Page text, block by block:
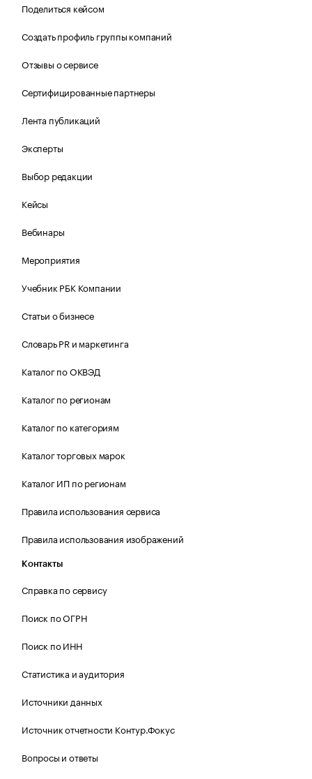
Поделиться кейсом
Создать профиль группы компаний
Отзывы о сервисе
Сертифицированные партнеры
Лента публикаций
Эксперты
Выбор редакции
Кейсы
Вебинары
Мероприятия
Учебник РБК Компании
Статьи о бизнесе
Словарь PR и маркетинга
Каталог по ОКВЭД
Каталог по регионам
Каталог по категориям
Каталог торговых марок
Каталог ИП по регионам
Правила использования сервиса
Правила использования изображений
Контакты
Справка по сервису
Поиск по ОГРН
Поиск по ИНН
Статистика и аудитория
Источники данных
Источник отчетности Контур.Фокус
Вопросы и ответы